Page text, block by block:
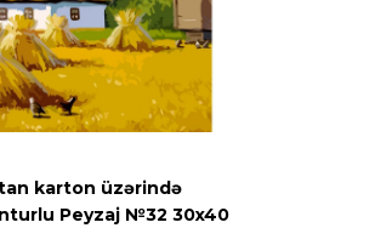
karton üzərində
Peyzaj №32 30x40